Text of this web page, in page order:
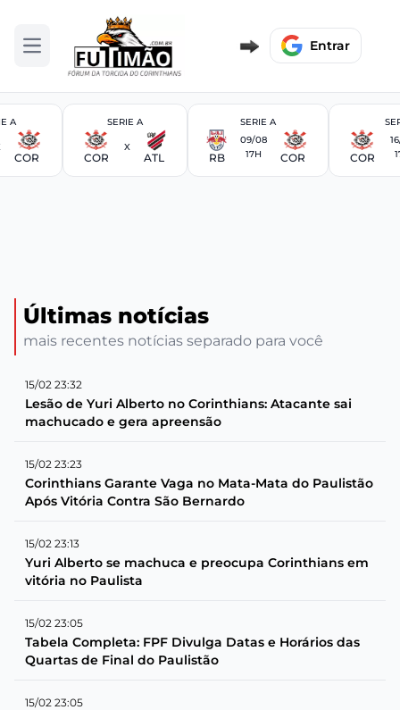
Abrir menu Entrar
A
COR
SERIE A
COR
X
ATL
SERIE A
RB
09/08
17H
COR COR
Últimas notícias
mais recentes notícias separado para você
15/02 23:32
Lesão de Yuri Alberto no Corinthians: Atacante sai
machucado e gera apreensão
15/02 23:23
Corinthians Garante Vaga no Mata-Mata do Paulistão
Após Vitória Contra São Bernardo
15/02 23:13
Yuri Alberto se machuca e preocupa Corinthians em
vitória no Paulista
15/02 23:05
Tabela Completa: FPF Divulga Datas e Horários das
Quartas de Final do Paulistão
15/02 23:05